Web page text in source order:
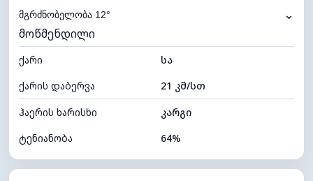
ნამის წერტილი
ხილვადობა
განათების ინდექსი 0 (ბნელი)
ღრუბლის სიმაღლე 11520 მ
მგრძნობელობა 12° ⌄
მოწმენდილი
ქარი
სა
ქარის დაბერვა
21 კმ/სთ
ჰაერის ხარისხი
კარგი
ტენიანობა
64%